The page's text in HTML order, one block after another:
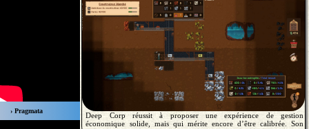
› Pragmata
Deep Corp réussit à proposer une expérience de gestion
économique solide, mais qui mérite encore d’être calibrée. Son